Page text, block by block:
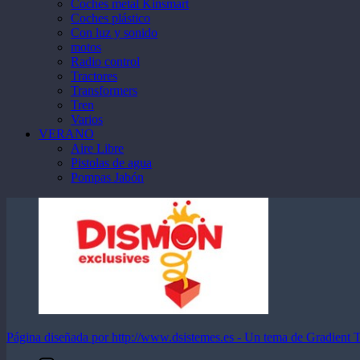
Coches metal Kinsmart
Coches plástico
Con luz y sonido
motos
Radio control
Tractores
Transformers
Tren
Varios
VERANO
Aire Libre
Pistolas de agua
Pompas Jabón
Página diseñada por http://www.dsistemes.es - Un tema de Gradient